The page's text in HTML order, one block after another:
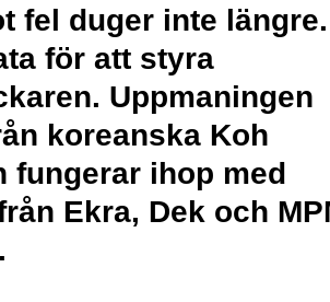
fel duger inte längre.
för att styra
Uppmaningen
koreanska Koh
fungerar ihop med
Ekra, Dek och